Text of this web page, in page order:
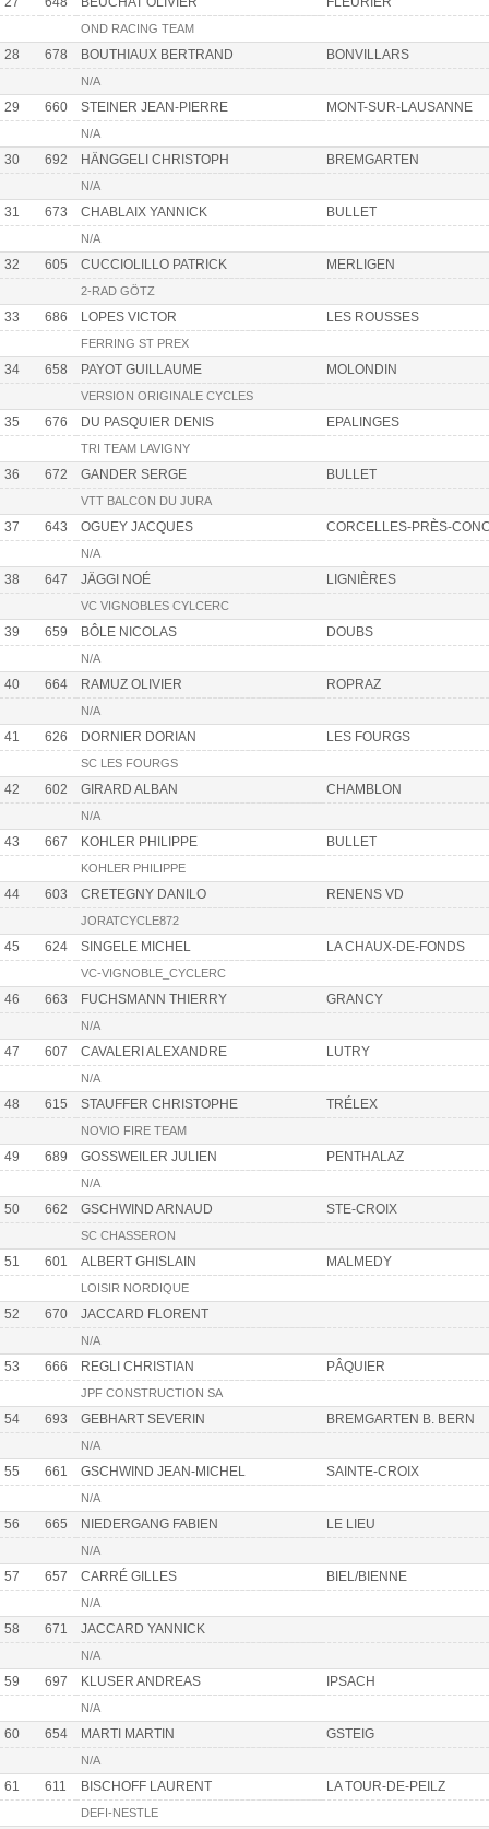
OND RACING TEAM
28 678 BOUTHIAUX BERTRAND BONVILLARS
N/A
29 660 STEINER JEAN-PIERRE MONT-SUR-LAUSANNE
N/A
30 692 HÄNGGELI CHRISTOPH BREMGARTEN
N/A
31 673 CHABLAIX YANNICK BULLET
N/A
32 605 CUCCIOLILLO PATRICK MERLIGEN
2-RAD GÖTZ
33 686 LOPES VICTOR LES ROUSSES
FERRING ST PREX
34 658 PAYOT GUILLAUME MOLONDIN
VERSION ORIGINALE CYCLES
35 676 DU PASQUIER DENIS EPALINGES
TRI TEAM LAVIGNY
36 672 GANDER SERGE BULLET
VTT BALCON DU JURA
37 643 OGUEY JACQUES CORCELLES-PRÈS-
N/A
38 647 JÄGGI NOÉ LIGNIÈRES
VC VIGNOBLES CYLCERC
39 659 BÔLE NICOLAS DOUBS
N/A
40 664 RAMUZ OLIVIER ROPRAZ
N/A
41 626 DORNIER DORIAN LES FOURGS
SC LES FOURGS
42 602 GIRARD ALBAN CHAMBLON
N/A
43 667 KOHLER PHILIPPE BULLET
KOHLER PHILIPPE
44 603 CRETEGNY DANILO RENENS VD
JORATCYCLE872
45 624 SINGELE MICHEL LA CHAUX-DE-FONDS
VC-VIGNOBLE_CYCLERC
46 663 FUCHSMANN THIERRY GRANCY
N/A
47 607 CAVALERI ALEXANDRE LUTRY
N/A
48 615 STAUFFER CHRISTOPHE TRÉLEX
NOVIO FIRE TEAM
49 689 GOSSWEILER JULIEN PENTHALAZ
N/A
50 662 GSCHWIND ARNAUD STE-CROIX
SC CHASSERON
51 601 ALBERT GHISLAIN MALMEDY
LOISIR NORDIQUE
52 670 JACCARD FLORENT
N/A
53 666 REGLI CHRISTIAN PÂQUIER
JPF CONSTRUCTION SA
54 693 GEBHART SEVERIN BREMGARTEN B. BERN
N/A
55 661 GSCHWIND JEAN-MICHEL SAINTE-CROIX
N/A
56 665 NIEDERGANG FABIEN LE LIEU
N/A
57 657 CARRÉ GILLES BIEL/BIENNE
N/A
58 671 JACCARD YANNICK
N/A
59 697 KLUSER ANDREAS IPSACH
N/A
60 654 MARTI MARTIN GSTEIG
N/A
61 611 BISCHOFF LAURENT LA TOUR-DE-PEILZ
DEFI-NESTLE